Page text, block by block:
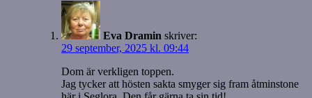
Eva Dramin skriver:
29 september, 2025 kl. 09:44
Dom är verkligen toppen.
Jag tycker att hösten sakta smyger sig fram åtminstone